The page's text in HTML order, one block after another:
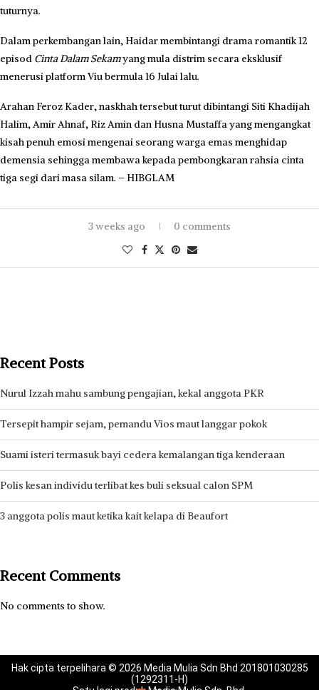
tuturnya.
Dalam perkembangan lain, Haidar membintangi drama romantik 12
episod Cinta Dalam Sekamyang mula distrim secara eksklusif
menerusi platform Viu bermula 16 Julai lalu.
Arahan Feroz Kader, naskhah tersebut turut dibintangi Siti Khadijah
Halim, Amir Ahnaf, Riz Amin dan Husna Mustaffa yang mengangkat
kisah penuh emosi mengenai seorang warga emas menghidap
demensia sehingga membawa kepada pembongkaran rahsia cinta
tiga segi dari masa silam. – HIBGLAM
3 weeks ago 0 comments
Recent Posts
Nurul Izzah mahu sambung pengajian, kekal anggota PKR
Tersepit hampir sejam, pemandu Vios maut langgar pokok
Suami isteri termasuk bayi cedera kemalangan tiga kenderaan
Polis kesan individu terlibat kes buli seksual calon SPM
3 anggota polis maut ketika kait kelapa di Beaufort
Recent Comments
No comments to show.
Hak cipta terpelihara © 2026 Media Mulia Sdn Bhd 201801030285
(1292311-H)